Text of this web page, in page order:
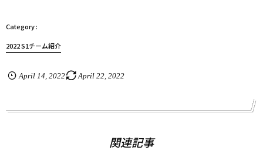
2022 S1チーム紹介
April 14, 2022 April 22, 2022
関連記事